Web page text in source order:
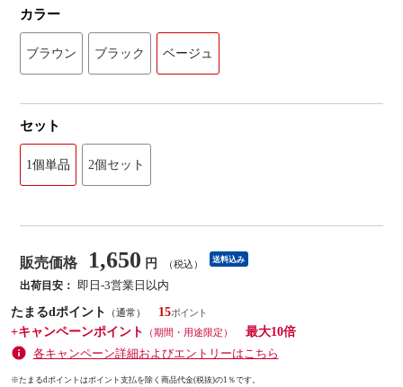
カラー
ブラウン ブラック ベージュ
セット
1個単品 2個セット
販売価格 1,650 円 （税込） 送料込み
出荷目安：
即日-3営業日以内
たまるdポイント
（通常）
15
+キャンペーンポイント
（期間・用途限定）
最大10倍
各キャンペーン詳細およびエントリーはこちら
※たまるdポイントはポイント支払を除く商品代金(税抜)の1％です。